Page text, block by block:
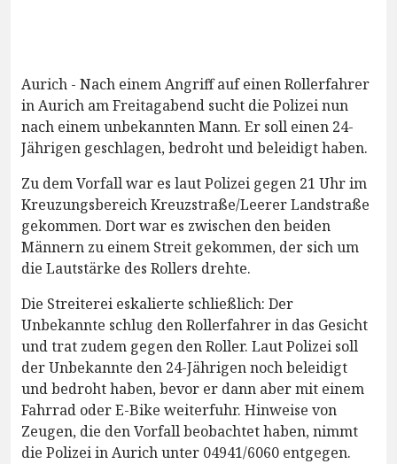
Aurich - Nach einem Angriff auf einen Rollerfahrer
in Aurich am Freitagabend sucht die Polizei nun
nach einem unbekannten Mann. Er soll einen 24-
Jährigen geschlagen, bedroht und beleidigt haben.
Zu dem Vorfall war es laut Polizei gegen 21 Uhr im
Kreuzungsbereich Kreuzstraße/Leerer Landstraße
gekommen. Dort war es zwischen den beiden
Männern zu einem Streit gekommen, der sich um
die Lautstärke des Rollers drehte.
Die Streiterei eskalierte schließlich: Der
Unbekannte schlug den Rollerfahrer in das Gesicht
und trat zudem gegen den Roller. Laut Polizei soll
der Unbekannte den 24-Jährigen noch beleidigt
und bedroht haben, bevor er dann aber mit einem
Fahrrad oder E-Bike weiterfuhr. Hinweise von
Zeugen, die den Vorfall beobachtet haben, nimmt
die Polizei in Aurich unter 04941/6060 entgegen.